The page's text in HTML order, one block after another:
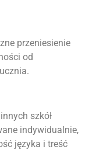
przeniesienie
od
szkół
indywidualnie,
języka i treść